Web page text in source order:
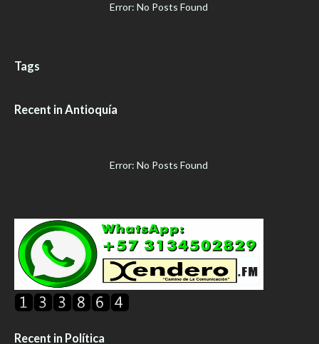
Error: No Posts Found
Tags
Recent in Antioquía
Error: No Posts Found
Recent in Política